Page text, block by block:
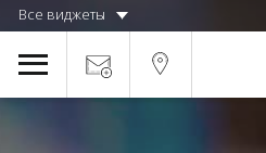
Все виджеты